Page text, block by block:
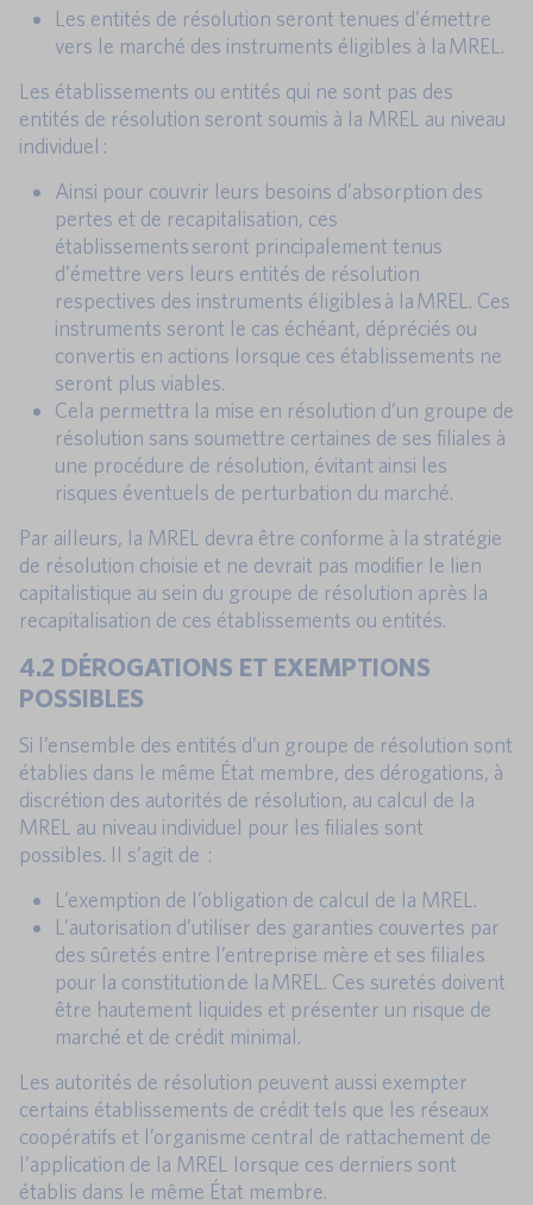
Les entités de résolution seront tenues d’émettre
vers le marché des instruments éligibles à la MREL.
Les établissements ou entités qui ne sont pas des
entités de résolution seront soumis à la MREL au niveau
individuel :
Ainsi pour couvrir leurs besoins d’absorption des
pertes et de recapitalisation, ces
établissements seront principalement tenus
d’émettre vers leurs entités de résolution
respectives des instruments éligibles à la MREL. Ces
instruments seront le cas échéant, dépréciés ou
convertis en actions lorsque ces établissements ne
seront plus viables.
Cela permettra la mise en résolution d’un groupe de
résolution sans soumettre certaines de ses filiales à
une procédure de résolution, évitant ainsi les
risques éventuels de perturbation du marché.
Par ailleurs, la MREL devra être conforme à la stratégie
de résolution choisie et ne devrait pas modifier le lien
capitalistique au sein du groupe de résolution après la
recapitalisation de ces établissements ou entités.
4.2 DÉROGATIONS ET EXEMPTIONS
POSSIBLES
Si l’ensemble des entités d’un groupe de résolution sont
établies dans le même État membre, des dérogations, à
discrétion des autorités de résolution, au calcul de la
MREL au niveau individuel pour les filiales sont
possibles. Il s’agit de :
L’exemption de l’obligation de calcul de la MREL.
L’autorisation d’utiliser des garanties couvertes par
des sûretés entre l’entreprise mère et ses filiales
pour la constitution de la MREL. Ces suretés doivent
être hautement liquides et présenter un risque de
marché et de crédit minimal.
Les autorités de résolution peuvent aussi exempter
certains établissements de crédit tels que les réseaux
coopératifs et l’organisme central de rattachement de
l’application de la MREL lorsque ces derniers sont
établis dans le même État membre.